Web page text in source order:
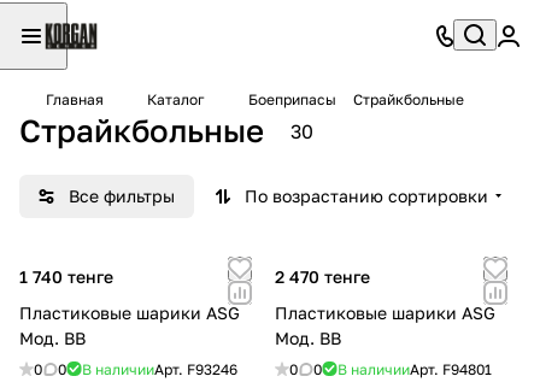
Главная Каталог Боеприпасы Страйкбольные
Страйкбольные 30
Все фильтры По возрастанию сортировки
1 740 тенге
Пластиковые шарики ASG
Мод. BB
0 0 В наличииАрт. F93246
2 470 тенге
Пластиковые шарики ASG
Мод. BB
0 0 В наличииАрт. F94801